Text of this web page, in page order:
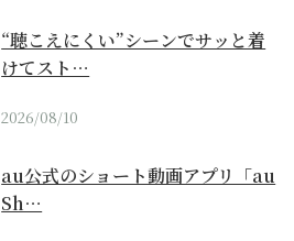
“聴こえにくい”シーンでサッと着
けてスト…
2026/08/10
au公式のショート動画アプリ「au
Sh…